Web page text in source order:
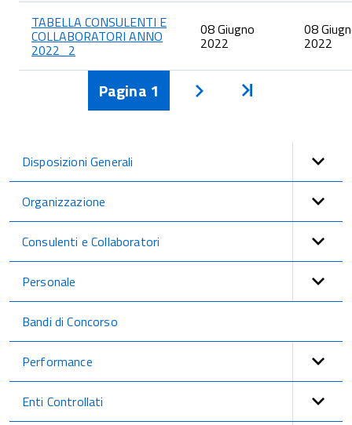
TABELLA CONSULENTI E
COLLABORATORI ANNO
2022_2
08 Giugno
2022
08
2022
Pagina 1
Disposizioni Generali
Organizzazione
Consulenti e Collaboratori
Personale
Bandi di Concorso
Performance
Enti Controllati